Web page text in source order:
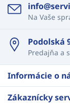
Na Vaše
Podolská
Predajňa a
Informácie o
Zákaznícky